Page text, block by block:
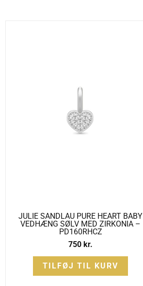
JULIE SANDLAU PURE HEART BABY
VEDHÆNG SØLV MED ZIRKONIA –
PD160RHCZ
750 kr.
TILFØJ TIL KURV